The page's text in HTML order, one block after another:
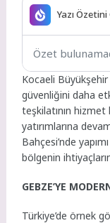
Yazı
Özet
Kocaeli
güvenliğini daha
teşkilatının
yatırımlarına
Bahçesi’nde
bölgenin
GEBZE’YE
Türkiye’de örnek